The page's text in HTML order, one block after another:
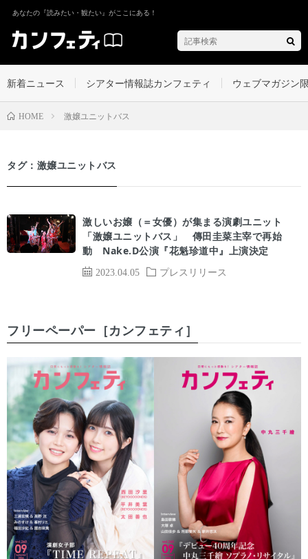
あなたの『読みたい・観たい』がここにある！
新着ニュース シアター情報誌カンフェティ ウェブマガジン
HOME 激嬢ユニットバス
タグ：激嬢ユニットバス
2023.04.05 プレスリリース
激しいお嬢（＝女優）が集まる演劇ユニット
「激嬢ユニットバス」 傳田圭菜主宰で再始
動 Nake.D公演『花魁珍道中』上演決定
フリーペーパー［カンフェティ］